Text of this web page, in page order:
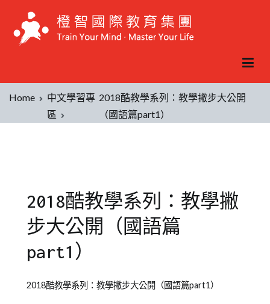
Home
中文學習專
區
2018酷教學系列：教學撇步大公開
（國語篇part1）
2018酷教學系列：教學撇
步大公開（國語篇
part1）
Posted
Posted
Tagged
2018酷教學系列：教學撇步大公開（國語篇part1）